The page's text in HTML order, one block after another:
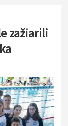
zažiarili